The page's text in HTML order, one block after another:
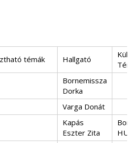
témák Hallgató
Bornemissza
Dorka
Varga Donát
Kapás
Eszter Zita